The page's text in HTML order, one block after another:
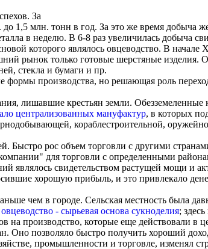
За
1,5 млн. тонн в год. За это же время добыча
в неделю. В 6-8 раз увеличилась добыча
которого являлось овцеводство. В начале
рынок только готовые шерстяные изделия.
стекла и бумаги и пр.
формы производства, но решающая роль
лишавшие крестьян земли. Обезземеленные
централизованных мануфактур, в которых
кораблестроительной,
Быстро рос объем торговли с другими
для торговли с определенными
являлось свидетельством растущей мощи и
хорошую прибыль, и это привлекало
чем в городе. Сельская местность была
- сырьевая основа сукноделия;
на производство, которые еще действовали в
Оно позволяло быстро получить хороший
промышленности и торговле, изменял